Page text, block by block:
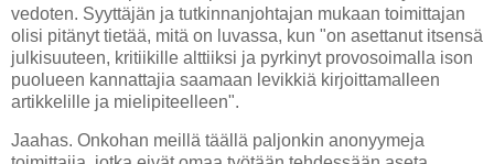
vedoten. Syyttäjän ja tutkinnanjohtajan mukaan toimittajan
olisi pitänyt tietää, mitä on luvassa, kun "on asettanut itsensä
julkisuuteen, kritiikille alttiiksi ja pyrkinyt provosoimalla ison
puolueen kannattajia saamaan levikkiä kirjoittamalleen
artikkelille ja mielipiteelleen".
Jaahas. Onkohan meillä täällä paljonkin anonyymeja